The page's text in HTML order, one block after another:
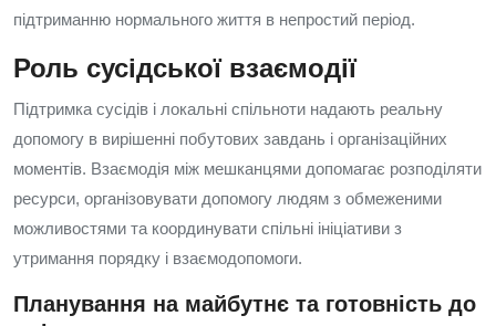
підтриманню нормального життя в непростий період.
Роль сусідської взаємодії
Підтримка сусідів і локальні спільноти надають реальну
допомогу в вирішенні побутових завдань і організаційних
моментів. Взаємодія між мешканцями допомагає розподіляти
ресурси, організовувати допомогу людям з обмеженими
можливостями та координувати спільні ініціативи з
утримання порядку і взаємодопомоги.
Планування на майбутнє та готовність до